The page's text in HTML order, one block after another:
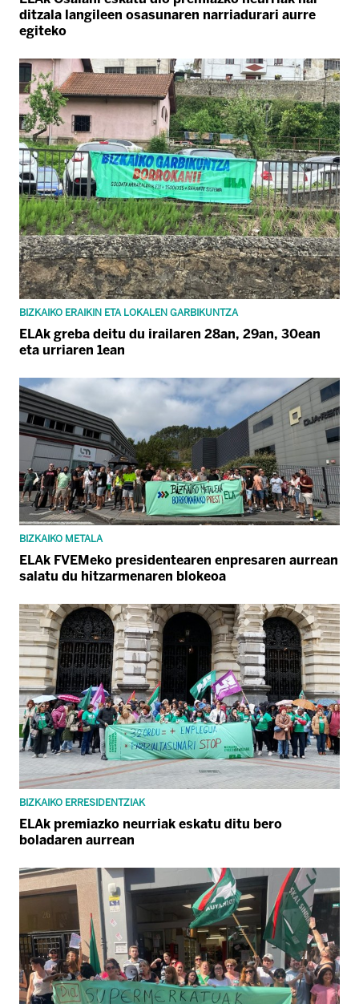
ditzala langileen osasunaren narriadurari aurre
egiteko
BIZKAIKO ERAIKIN ETA LOKALEN GARBIKUNTZA
ELAk greba deitu du irailaren 28an, 29an, 30ean
eta urriaren 1ean
BIZKAIKO METALA
ELAk FVEMeko presidentearen enpresaren aurrean
salatu du hitzarmenaren blokeoa
BIZKAIKO ERRESIDENTZIAK
ELAk premiazko neurriak eskatu ditu bero
boladaren aurrean